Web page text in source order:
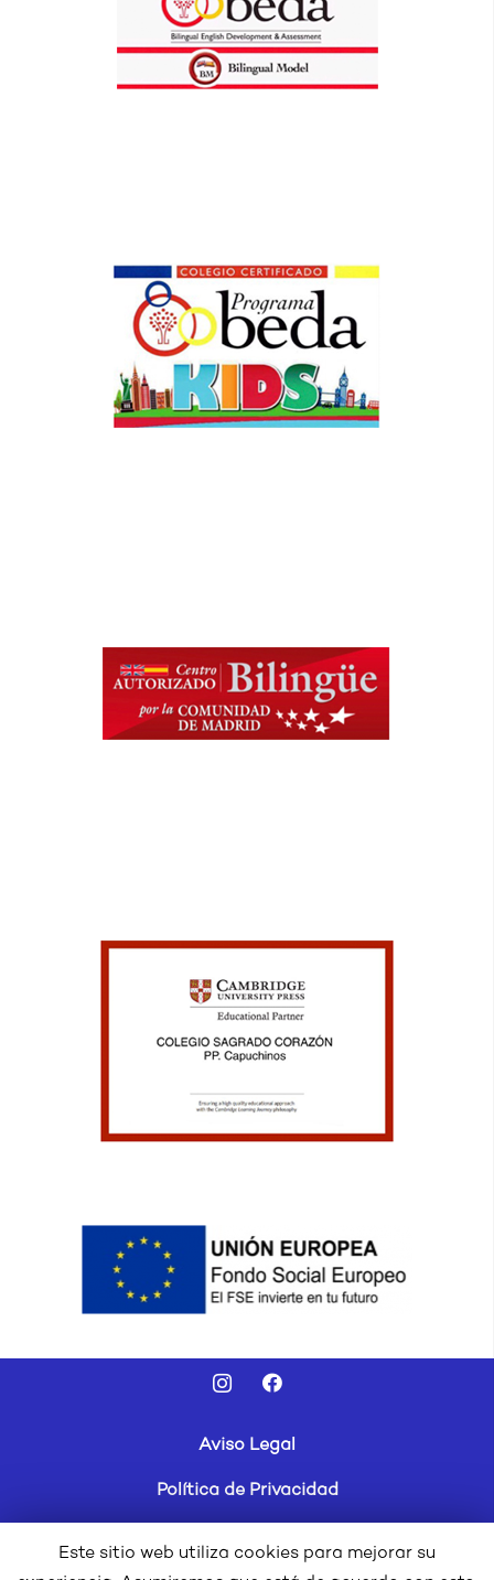
Aviso Legal
Política de Privacidad
Este sitio web utiliza cookies para mejorar su